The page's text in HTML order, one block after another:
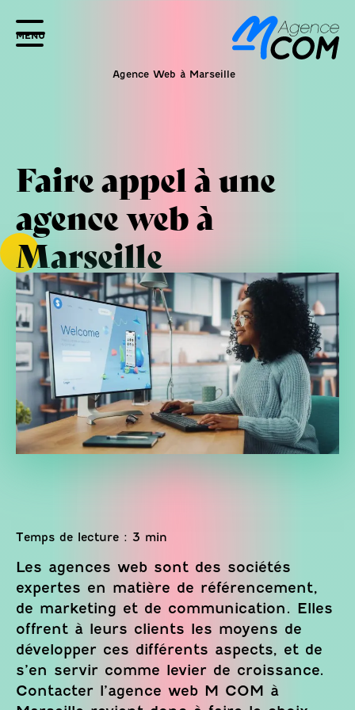
MENU
Agence Web à Marseille
Faire appel à une
agence web à
Marseille
Les agences web sont des sociétés
expertes en matière de référencement,
de marketing et de communication. Elles
offrent à leurs clients les moyens de
développer ces différents aspects, et de
s’en servir comme levier de croissance.
Contacter l’agence web M COM à